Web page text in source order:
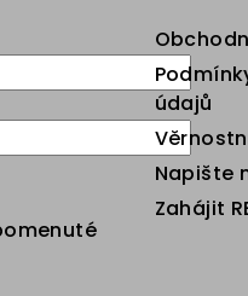
údajů
Napište
Zahájit